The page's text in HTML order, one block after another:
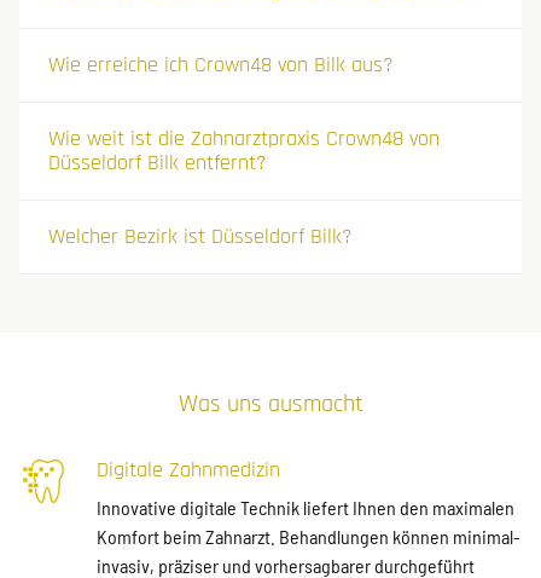
Wie erreiche ich Crown48 von Bilk aus?
Wie weit ist die Zahnarztpraxis Crown48 von
Düsseldorf Bilk entfernt?
Welcher Bezirk ist Düsseldorf Bilk?
Was uns ausmacht
Digitale Zahnmedizin
Innovative digitale Technik liefert Ihnen den maximalen
Komfort beim Zahnarzt. Behandlungen können minimal-
invasiv, präziser und vorhersagbarer durchgeführt